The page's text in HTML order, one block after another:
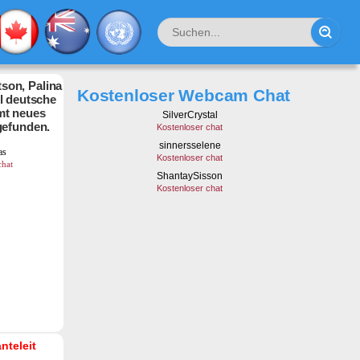
Palina
deutsche
neues
Kostenloser Webcam Chat